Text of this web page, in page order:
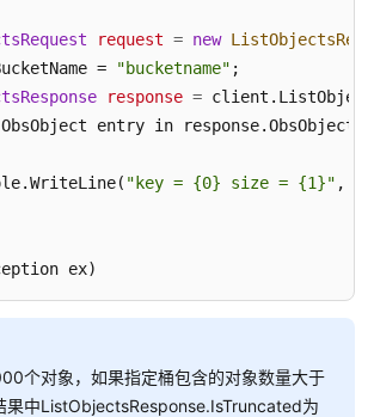
request = new
=
"bucketname" ;
response =
entry in response.ObsObjects)
"key = {0} size = {1}" ,
ex)
,
个对象，如果指定桶包含的对象数量大于
果中ListObjectsResponse.IsTruncated为